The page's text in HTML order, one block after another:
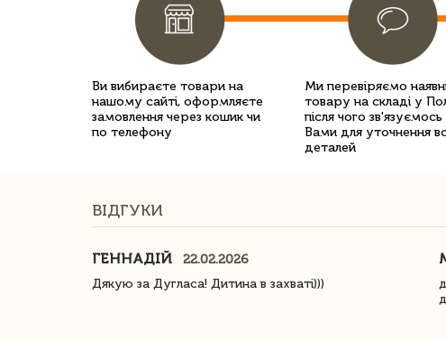
Ви вибираєте товари на
нашому сайті, оформляєте
замовлення через кошик чи
по телефону
Ми перевіряємо
товару на складі у
після чого зв'язуємось
Вами для уточнення
деталей
ВІДГУКИ
ГЕННАДІЙ
22.02.2026
Дякую за Дугласа! Дитина в захваті)))